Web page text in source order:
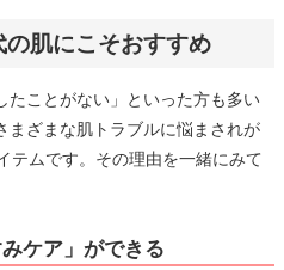
肌にこそおすすめ
たことがない」といった方も多い
まざまな肌トラブルに悩まされが
テムです。その理由を一緒にみて
ケア」ができる